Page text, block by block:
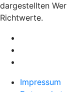
dargestellten
Richtwerte.
Impressum